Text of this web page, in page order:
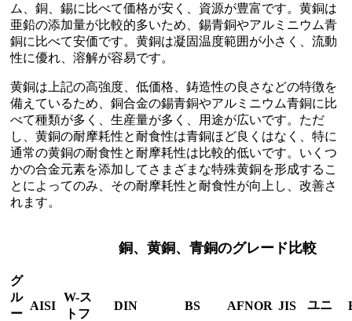
ム、銅、錫に比べて価格が安く、資源が豊富です。黄銅は
亜鉛の添加量が比較的多いため、錫青銅やアルミニウム青
銅に比べて安価です。黄銅は凝固温度範囲が小さく、流動
性に優れ、溶解が容易です。
黄銅は上記の高強度、低価格、鋳造性の良さなどの特徴を
備えているため、銅合金の錫青銅やアルミニウム青銅に比
べて種類が多く、生産量が多く、用途が広いです。ただ
し、黄銅の耐摩耗性と耐食性は青銅ほど良くはなく、特に
通常の黄銅の耐食性と耐摩耗性は比較的低いです。いくつ
かの合金元素を添加してさまざまな特殊黄銅を形成するこ
とによってのみ、その耐摩耗性と耐食性が向上し、改善さ
れます。
銅、黄銅、青銅のグレード比較
グ
ル
ー
AISI
W-ス
トフ
DIN BS AFNOR JIS ユニ